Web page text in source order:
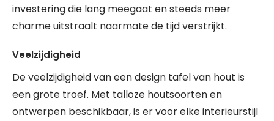
investering die lang meegaat en steeds meer
charme uitstraalt naarmate de tijd verstrijkt.
Veelzijdigheid
De veelzijdigheid van een design tafel van hout is
een grote troef. Met talloze houtsoorten en
ontwerpen beschikbaar, is er voor elke interieurstijl